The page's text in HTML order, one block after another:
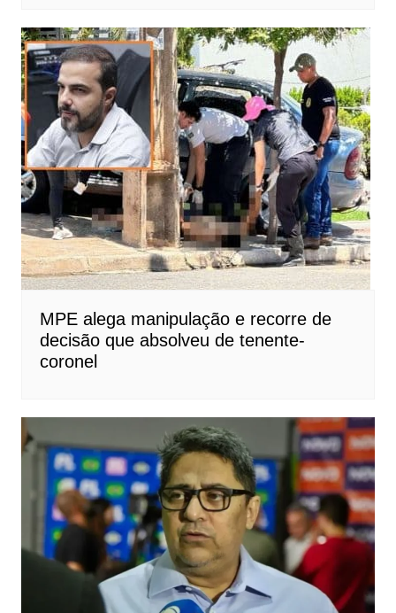
MPE alega manipulação e recorre de
decisão que absolveu de tenente-
coronel